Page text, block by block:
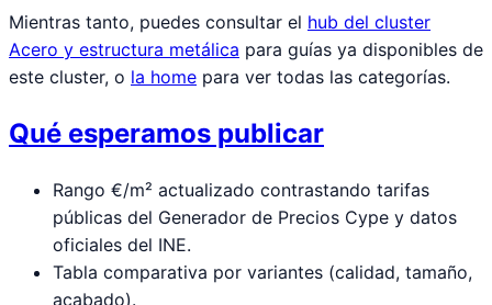
Mientras tanto, puedes consultar el hub del cluster
Acero y estructura metálica para guías ya disponibles de
este cluster, o la home para ver todas las categorías.
Qué esperamos publicar
Rango €/m² actualizado contrastando tarifas
públicas del Generador de Precios Cype y datos
oficiales del INE.
Tabla comparativa por variantes (calidad, tamaño,
acabado).